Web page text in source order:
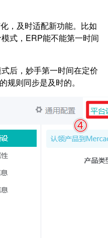
，及时适配新功能。比如
式，ERP能不能第一时间
后，妙手第一时间在定价
规则同步是及时的。